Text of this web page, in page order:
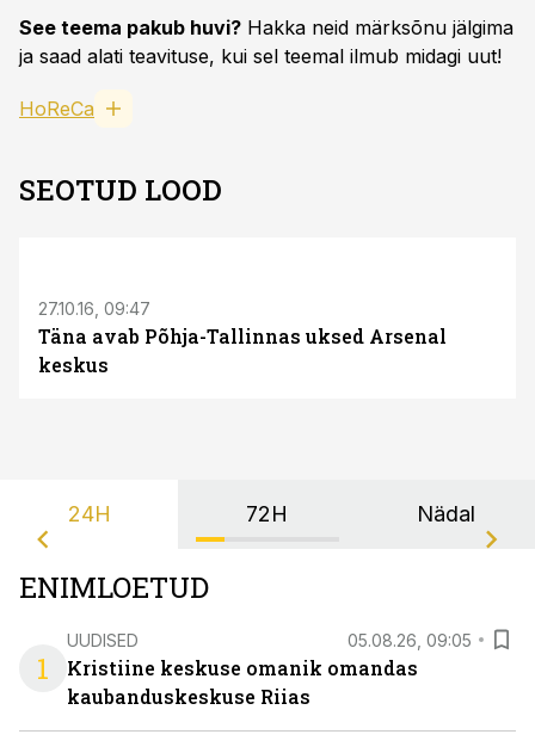
See teema pakub huvi? Hakka neid märksõnu jälgima
ja saad alati teavituse, kui sel teemal ilmub midagi uut!
HoReCa
SEOTUD LOOD
27.10.16, 09:47
Täna avab Põhja-Tallinnas uksed Arsenal
keskus
24H 72H Nädal
ENIMLOETUD
1
UUDISED 05.08.26, 09:05
Kristiine keskuse omanik omandas
kaubanduskeskuse Riias